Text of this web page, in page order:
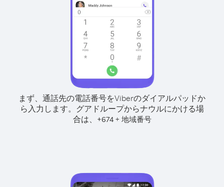
まず、通話先の電話番号をViberのダイアルパッドか
ら入力します。 グアドループからナウルにかける場
合は、
+674+ 地域番号